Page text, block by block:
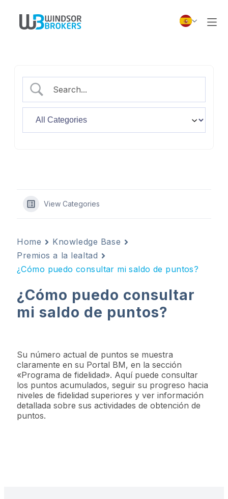
View Categories
Home
Knowledge Base
Premios a la lealtad
¿Cómo puedo consultar mi saldo de puntos?
¿Cómo puedo consultar
mi saldo de puntos?
Su número actual de puntos se muestra
claramente en su Portal BM, en la sección
«Programa de fidelidad». Aquí puede consultar
los puntos acumulados, seguir su progreso hacia
niveles de fidelidad superiores y ver información
detallada sobre sus actividades de obtención de
puntos.